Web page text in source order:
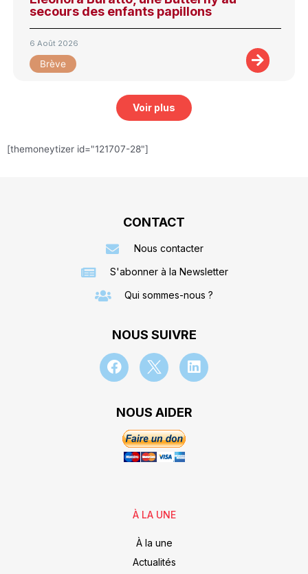
secours des enfants papillons
6 Août 2026
Brève
Voir plus
[themoneytizer id="121707-28"]
CONTACT
Nous contacter
S'abonner à la Newsletter
Qui sommes-nous ?
NOUS SUIVRE
NOUS AIDER
À LA UNE
À la une
Actualités